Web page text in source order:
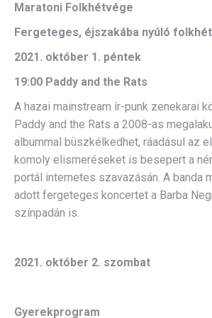
Maratoni Folkhétvége
Fergeteges, éjszakába nyúló
2021. október 1. péntek
19:00 Paddy and the Rats
A hazai mainstream ír-punk zenekarai
Paddy and the Rats a 2008-as
albummal büszkélkedhet, ráadásul az
komoly elismeréseket is besepert a
portál internetes szavazásán. A banda
adott fergeteges koncertet a Barba
színpadán is.
2021. október 2. szombat
Gyerekprogram